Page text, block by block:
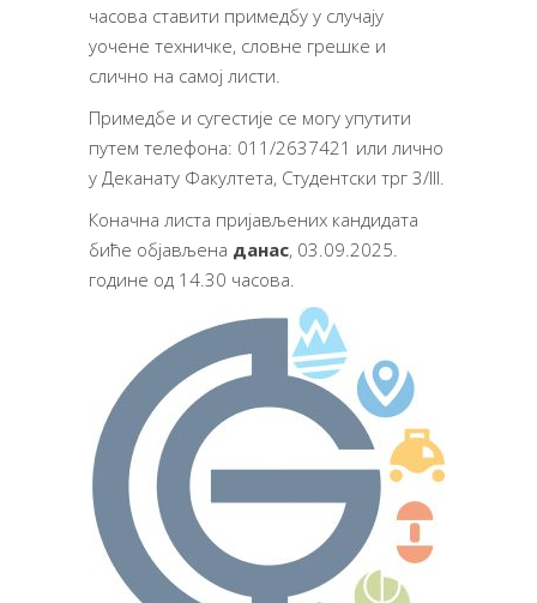
часова ставити примедбу у случају
уочене техничке, словне грешке и
слично на самој листи.
Примедбе и сугестије се могу упутити
путем телефона: 011/2637421 или лично
у Деканату Факултета, Студентски трг 3/III.
Коначна листа пријављених кандидата
биће објављена данас, 03.09.2025.
године oд 14.30 часова.